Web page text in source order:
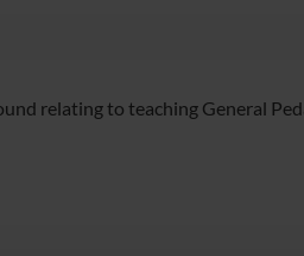
relating to teaching General